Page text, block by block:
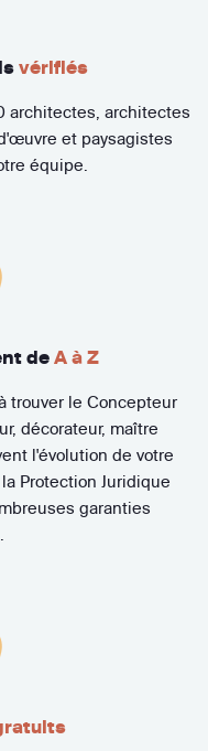
vérifiés
architectes, architectes
et paysagistes
équipe.
de A à Z
trouver le Concepteur
décorateur, maître
l'évolution de votre
Protection Juridique
garanties